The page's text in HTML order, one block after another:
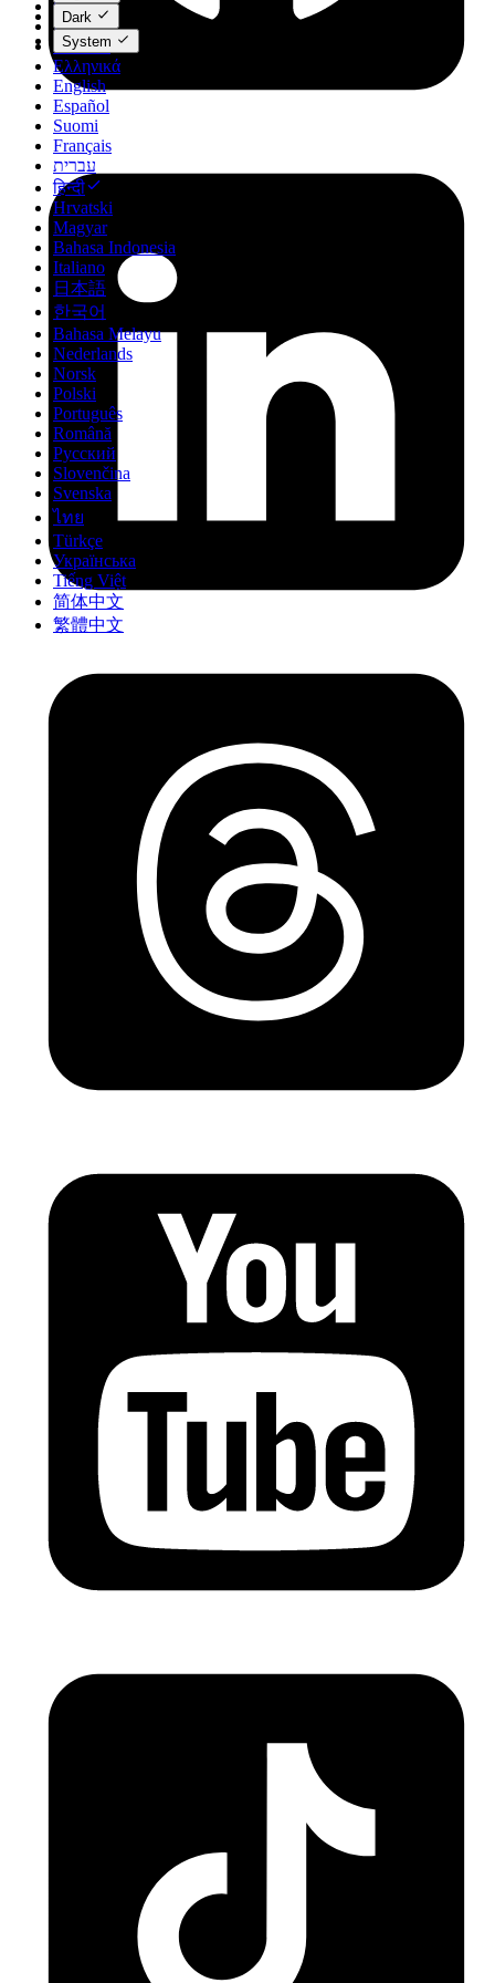
Čeština
Dansk
Deutsch
Ελληνικά
English
Español
Suomi
Français
עברית
हिन्दी
Hrvatski
Magyar
Bahasa Indonesia
Italiano
日本語
한국어
Bahasa Melayu
Nederlands
Norsk
Polski
Português
Română
Русский
Slovenčina
Svenska
ไทย
Türkçe
Українська
Tiếng Việt
简体中文
繁體中文
Dark
System